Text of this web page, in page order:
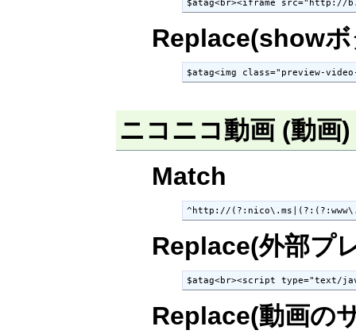
$atag<br><iframe src="http://
Replace(show
$atag<img class="preview-
ニコニコ動画 (動画
Match
^http://
Replace(外部プ
$atag<br><script type="text/
Replace(動画の